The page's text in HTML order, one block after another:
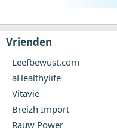
Vrienden
Leefbewust.com
aHealthylife
Vitavie
Breizh Import
Rauw Power